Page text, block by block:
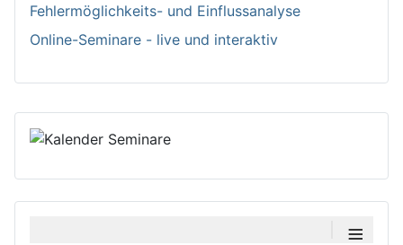
Fehlermöglichkeits- und Einflussanalyse
Online-Seminare - live und interaktiv
≡